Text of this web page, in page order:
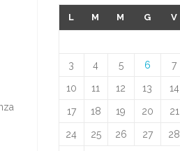
L M M G V
3 4 5 6 7
10 11 12 13 14
17 18 19 20 21
24 25 26 27 28